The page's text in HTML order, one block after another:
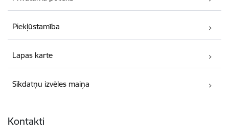
Piekļūstamība
Lapas karte
Sīkdatņu izvēles maiņa
Kontakti